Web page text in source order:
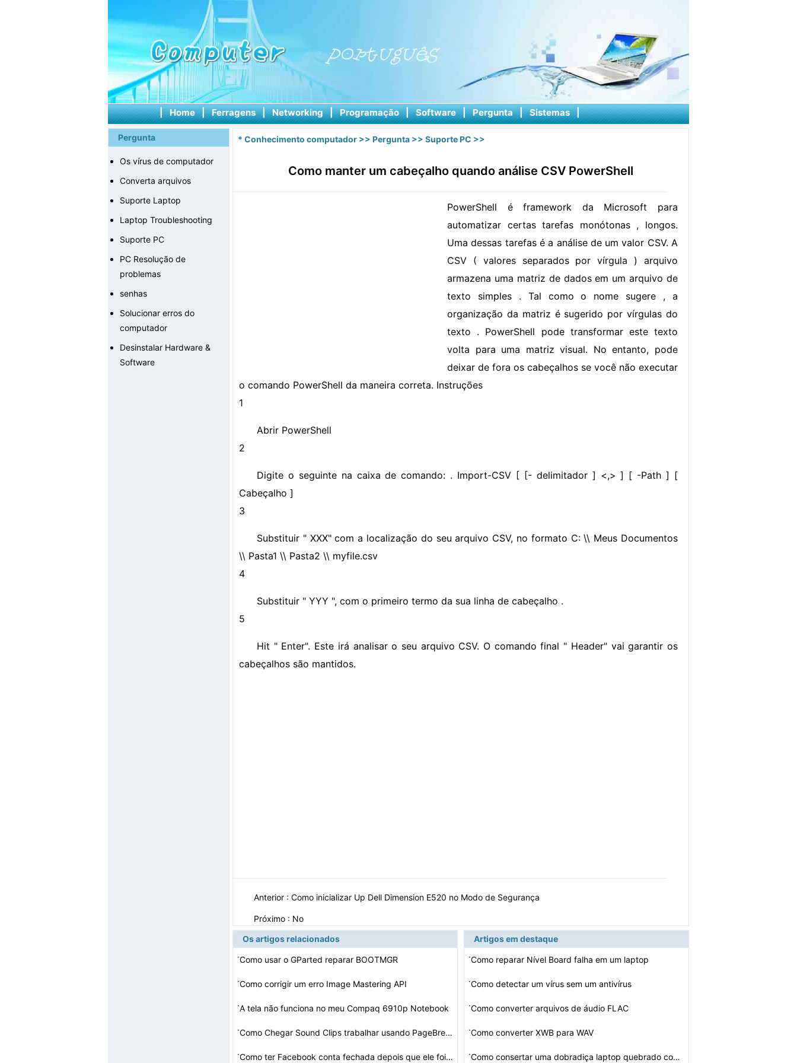
| Home | Ferragens | Networking | Programação | Software | Pergunta | Sistemas |
Pergunta
Os vírus de computador
Converta arquivos
Suporte Laptop
Laptop Troubleshooting
Suporte PC
PC Resolução de
problemas
senhas
Solucionar erros do
computador
Desinstalar Hardware &
Software
* Conhecimento computador >> Pergunta >> Suporte PC >>
Como manter um cabeçalho quando análise CSV PowerShell
PowerShell é framework da Microsoft para
automatizar certas tarefas monótonas , longos.
Uma dessas tarefas é a análise de um valor CSV. A
CSV ( valores separados por vírgula ) arquivo
armazena uma matriz de dados em um arquivo de
texto simples . Tal como o nome sugere , a
organização da matriz é sugerido por vírgulas do
texto . PowerShell pode transformar este texto
volta para uma matriz visual. No entanto, pode
deixar de fora os cabeçalhos se você não executar
o comando PowerShell da maneira correta. Instruções
1
Abrir PowerShell
2
Digite o seguinte na caixa de comando: . Import-CSV [ [- delimitador ] <,> ] [ -Path ] [
Cabeçalho ]
3
Substituir " XXX" com a localização do seu arquivo CSV, no formato C: \\ Meus Documentos
\\ Pasta1 \\ Pasta2 \\ myfile.csv
4
Substituir " YYY ", com o primeiro termo da sua linha de cabeçalho .
5
Hit " Enter". Este irá analisar o seu arquivo CSV. O comando final " Header" vai garantir os
cabeçalhos são mantidos.
Anterior : Como inicializar Up Dell Dimension E520 no Modo de Segurança
Próximo : No
Os artigos relacionados
·Como usar o GParted reparar BOOTMGR
·Como corrigir um erro Image Mastering API
·A tela não funciona no meu Compaq 6910p Notebook
· Como Chegar Sound Clips trabalhar usando PageBreeze
· Como ter Facebook conta fechada depois que ele foi cort…
Artigos em destaque
·Como reparar Nível Board falha em um laptop
·Como detectar um vírus sem um antivírus
·Como converter arquivos de áudio FLAC
·Como converter XWB para WAV
· Como consertar uma dobradiça laptop quebrado com JB We…